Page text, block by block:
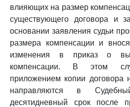
влияющих на размер
существующего договора и
основании заявления судьи
размера компенсации и
изменения в приказ о
компенсации. В этом
приложением копии договора
направляются в
десятидневный срок после